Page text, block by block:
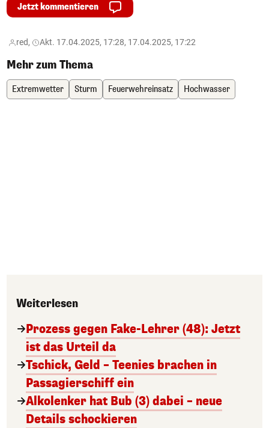
Jetzt kommentieren
red, Akt. 17.04.2025, 17:28, 17.04.2025, 17:22
Mehr zum Thema
Extremwetter Sturm Feuerwehreinsatz Hochwasser
Weiterlesen
Prozess gegen Fake-Lehrer (48): Jetzt
ist das Urteil da
Tschick, Geld – Teenies brachen in
Passagierschiff ein
Alkolenker hat Bub (3) dabei – neue
Details schockieren